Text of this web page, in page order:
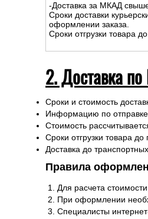
-Доставка за МКАД
Сроки доставки
оформлении заказа.
Сроки отгрузки товара
2. Доставка
Сроки и стоимость
Информацию по
Стоимость
Сроки отгрузки товара
Доставка до
Правила
Для расчета
При оформлении
Специалисты